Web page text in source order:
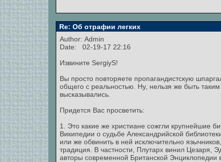
Re: Об отрафии легких
Author: Admin
Date: 02-19-17 22:16
Извините SergiyS!
Вы просто повторяете пропагандистскую
общего с реальностью. Ну, нельзя же быть
высказывались.
Придется Вас просветить:
1. Это какие же христиане сожгли крупнейшие
Википедии о судьбе Александрийской
или же обвинить в ней исключительно
традиция. В частности, Плутарх винил Цезаря,
авторы современной Британской